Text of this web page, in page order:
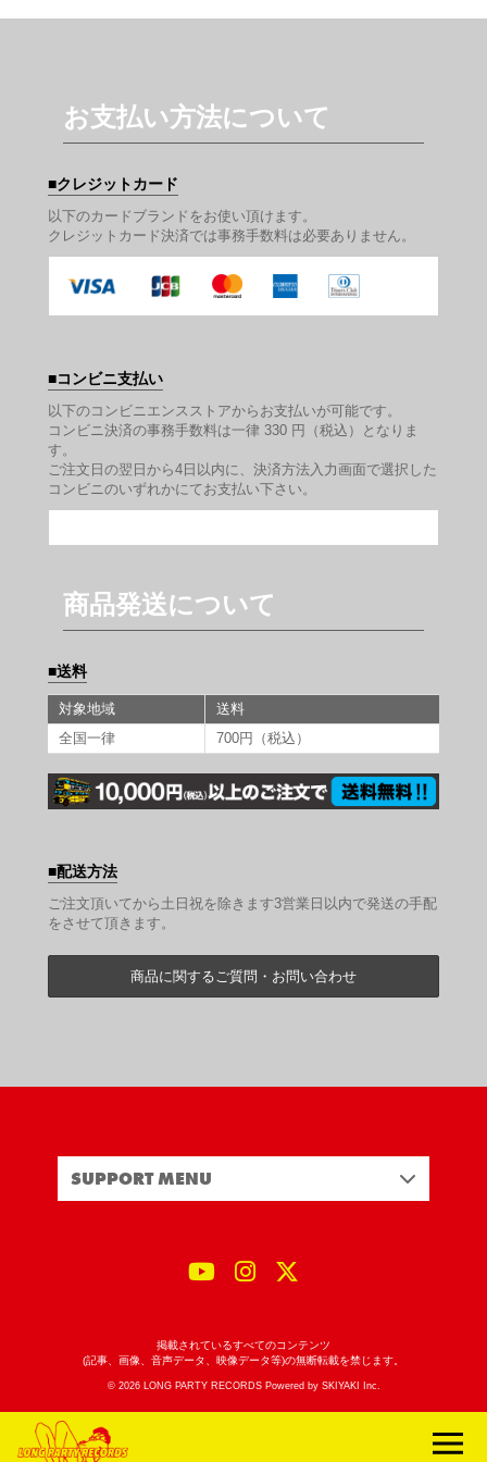
お支払い方法について
クレジットカード
以下のカードブランドをお使い頂けます。
クレジットカード決済では事務手数料は必要ありません。
コンビニ支払い
以下のコンビニエンスストアからお支払いが可能です。
コンビニ決済の事務手数料は一律 330 円（税込）となりま
す。
ご注文日の翌日から4日以内に、決済方法入力画面で選択した
コンビニのいずれかにてお支払い下さい。
商品発送について
送料
対象地域
送料
全国一律
700円（税込）
配送方法
ご注文頂いてから土日祝を除きます3営業日以内で発送の手配
をさせて頂きます。
商品に関するご質問・お問い合わせ
SUPPORT MENU
掲載されているすべてのコンテンツ
(記事、画像、音声データ、映像データ等)の無断転載を禁じます。
© 2026 LONG PARTY RECORDS Powered by SKIYAKI Inc.